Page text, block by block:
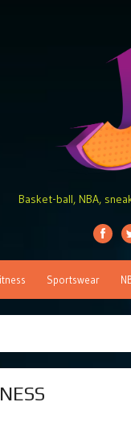
Basket-ball, NBA,
Sportswear